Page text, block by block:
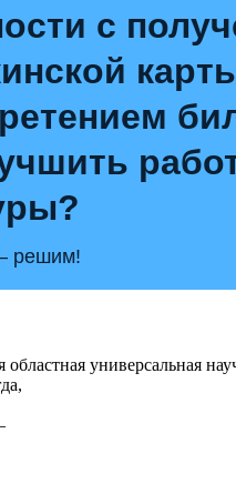
с
решим!
универсальная